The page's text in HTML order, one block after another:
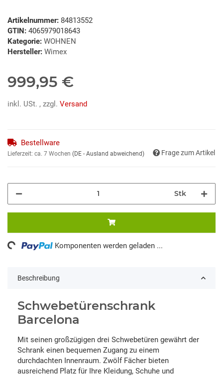
Artikelnummer: 84813552
GTIN: 4065979018643
Kategorie: WOHNEN
Hersteller: Wimex
999,95 €
inkl. USt. , zzgl. Versand
Bestellware
Lieferzeit: ca. 7 Wochen (DE - Ausland abweichend) Frage zum Artikel
Stk
Komponenten werden geladen ...
Beschreibung
Schwebetürenschrank
Barcelona
Mit seinen großzügigen drei Schwebetüren gewährt der
Schrank einen bequemen Zugang zu einem
durchdachten Innenraum. Zwölf Fächer bieten
ausreichend Platz für Ihre Kleidung, Schuhe und